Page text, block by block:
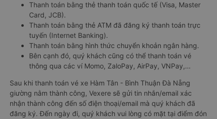
Thanh toán bằng thẻ thanh toán quốc tế (Visa, Master
Card, JCB).
Thanh toán bằng thẻ ATM đã đăng ký thanh toán trực
tuyến (Internet Banking).
Thanh toán bằng hình thức chuyển khoản ngân hàng.
Bên cạnh đó, quý khách cũng có thể thanh toán vé
thông qua các ví Momo, ZaloPay, AirPay, VNPay,…
Sau khi thanh toán vé xe Hàm Tân - Bình Thuận Đà Nẵng
giường nằm thành công, Vexere sẽ gửi tin nhắn/email xác
nhận thành công đến số điện thoại/email mà quý khách đã
đăng ký. Đến ngày đi, quý khách vui lòng có mặt tại điểm đón